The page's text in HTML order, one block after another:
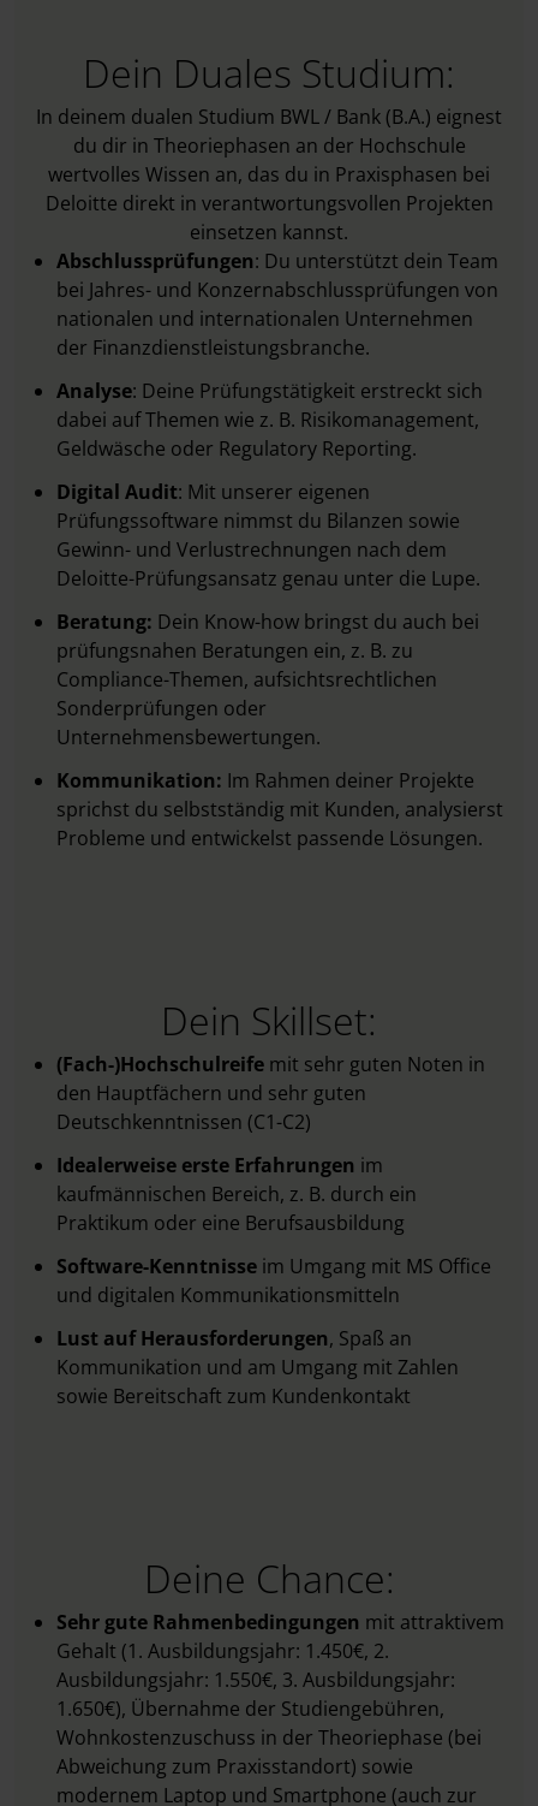
Dein Duales Studium:
In deinem dualen Studium BWL / Bank (B.A.) eignest
du dir in Theoriephasen an der Hochschule
wertvolles Wissen an, das du in Praxisphasen bei
Deloitte direkt in verantwortungsvollen Projekten
einsetzen kannst.
Abschlussprüfungen: Du unterstützt dein Team
bei Jahres- und Konzernabschlussprüfungen von
nationalen und internationalen Unternehmen
der Finanzdienstleistungsbranche.
Analyse: Deine Prüfungstätigkeit erstreckt sich
dabei auf Themen wie z. B. Risikomanagement,
Geldwäsche oder Regulatory Reporting.
Digital Audit: Mit unserer eigenen
Prüfungssoftware nimmst du Bilanzen sowie
Gewinn- und Verlustrechnungen nach dem
Deloitte-Prüfungsansatz genau unter die Lupe.
Beratung: Dein Know-how bringst du auch bei
prüfungsnahen Beratungen ein, z. B. zu
Compliance-Themen, aufsichtsrechtlichen
Sonderprüfungen oder
Unternehmensbewertungen.
Kommunikation: Im Rahmen deiner Projekte
sprichst du selbstständig mit Kunden, analysierst
Probleme und entwickelst passende Lösungen.
Dein Skillset:
(Fach-)Hochschulreife mit sehr guten Noten in
den Hauptfächern und sehr guten
Deutschkenntnissen (C1-C2)
Idealerweise erste Erfahrungen im
kaufmännischen Bereich, z. B. durch ein
Praktikum oder eine Berufsausbildung
Software-Kenntnisse im Umgang mit MS Office
und digitalen Kommunikationsmitteln
Lust auf Herausforderungen, Spaß an
Kommunikation und am Umgang mit Zahlen
sowie Bereitschaft zum Kundenkontakt
Deine Chance:
Sehr gute Rahmenbedingungen mit attraktivem
Gehalt (1. Ausbildungsjahr: 1.450€, 2.
Ausbildungsjahr: 1.550€, 3. Ausbildungsjahr:
1.650€), Übernahme der Studiengebühren,
Wohnkostenzuschuss in der Theoriephase (bei
Abweichung zum Praxisstandort) sowie
modernem Laptop und Smartphone (auch zur